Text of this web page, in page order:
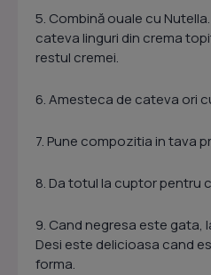
5. Combină ouale cu
cateva linguri din crema
restul cremei.
6. Amesteca de cateva ori
7. Pune compozitia in tava
8. Da totul la cuptor pentru
9. Cand negresa este gata,
Desi este delicioasa cand
forma.